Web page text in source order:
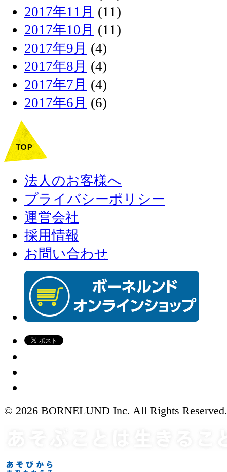
2017年11月 (11)
2017年10月 (11)
2017年9月 (4)
2017年8月 (4)
2017年7月 (4)
2017年6月 (6)
法人のお客様へ
プライバシーポリシー
運営会社
採用情報
お問い合わせ
© 2026 BORNELUND Inc. All Rights Reserved.